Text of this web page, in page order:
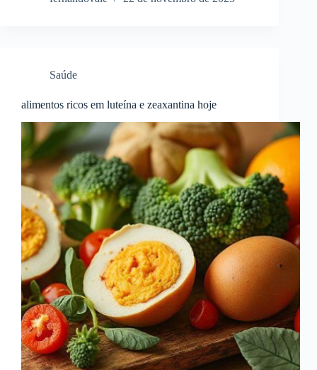
Saúde
alimentos ricos em luteína e zeaxantina hoje